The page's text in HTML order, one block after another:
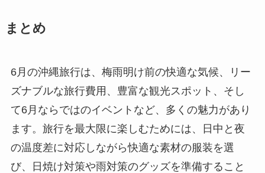
まとめ
6月の沖縄旅行は、梅雨明け前の快適な気候、リー
ズナブルな旅行費用、豊富な観光スポット、そし
て6月ならではのイベントなど、多くの魅力があり
ます。旅行を最大限に楽しむためには、日中と夜
の温度差に対応しながら快適な素材の服装を選
び、日焼け対策や雨対策のグッズを準備すること